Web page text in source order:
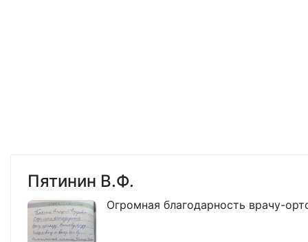
Пятинин В.Ф.
Огромная благодарность врачу-